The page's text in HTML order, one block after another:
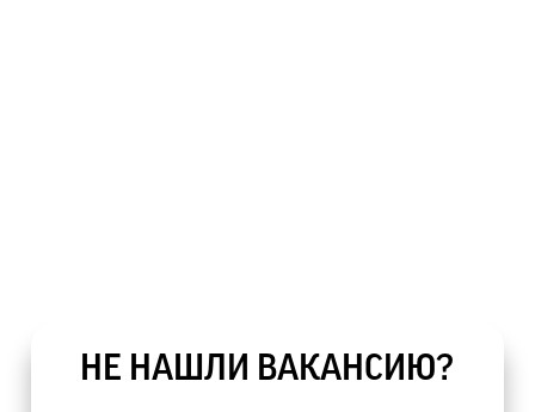
НЕ НАШЛИ ВАКАНСИЮ?